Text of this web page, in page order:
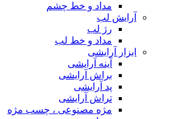
مداد و خط چشم
آرایش لب
رژ لب
مداد و خط لب
ابزار آرایشی
آینه آرایشی
براش آرایشی
پد آرایشی
تراش آرایشی
مژه مصنوعی ، چسب مژه